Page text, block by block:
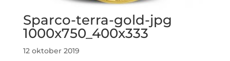
Sparco-terra-gold-jpg
1000x750_400x333
12 oktober 2019